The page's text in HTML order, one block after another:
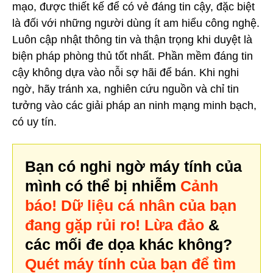
mạo, được thiết kế để có vẻ đáng tin cậy, đặc biệt
là đối với những người dùng ít am hiểu công nghệ.
Luôn cập nhật thông tin và thận trọng khi duyệt là
biện pháp phòng thủ tốt nhất. Phần mềm đáng tin
cậy không dựa vào nỗi sợ hãi để bán. Khi nghi
ngờ, hãy tránh xa, nghiên cứu nguồn và chỉ tin
tưởng vào các giải pháp an ninh mạng minh bạch,
có uy tín.
Bạn có nghi ngờ máy tính của
mình có thể bị nhiễm Cảnh
báo! Dữ liệu cá nhân của bạn
đang gặp rủi ro! Lừa đảo &
các mối đe dọa khác không?
Quét máy tính của bạn để tìm